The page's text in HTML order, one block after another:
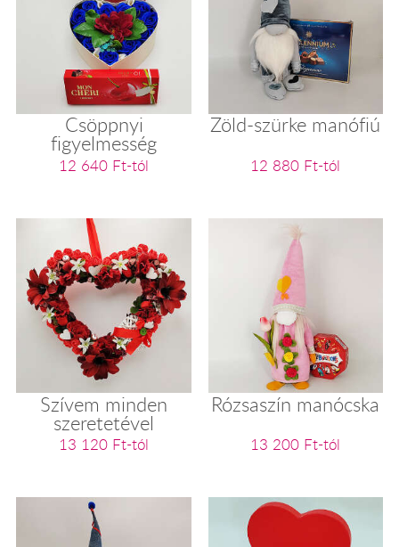
Csöppnyi
figyelmesség
12 640 Ft-tól
Zöld-szürke manófiú
12 880 Ft-tól
Szívem minden
szeretetével
13 120 Ft-tól
Rózsaszín manócska
13 200 Ft-tól